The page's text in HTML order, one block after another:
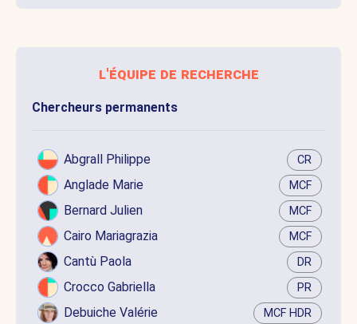
l'équipe de recherche
Chercheurs permanents
Abgrall Philippe CR
Anglade Marie MCF
Bernard Julien MCF
Cairo Mariagrazia MCF
Cantù Paola DR
Crocco Gabriella PR
Debuiche Valérie MCF HDR